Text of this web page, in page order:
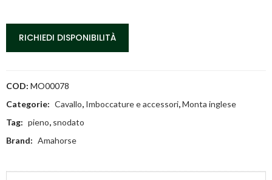
RICHIEDI DISPONIBILITÀ
COD: MO00078
Categorie: Cavallo, Imboccature e accessori,Monta inglese
Tag: pieno, snodato
Brand: Amahorse